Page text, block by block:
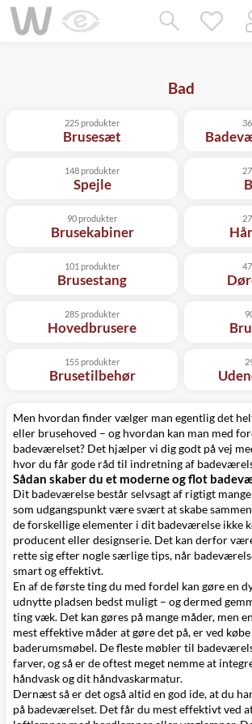
Bad
Brusesæt
225 produkter
Spejle
148 produkter
Brusekabiner
90 produkter
Brusestang
101 produkter
Hovedbrusere
285 produkter
Brusetilbehør
155 produkter
Men hvordan finder vælger man egentlig det
eller brusehoved – og hvordan kan man med
badeværelset? Det hjælper vi dig godt på vej
hvor du får gode råd til indretning af
Sådan skaber du et moderne og flot
Dit badeværelse består selvsagt af rigtigt
som udgangspunkt være svært at skabe
de forskellige elementer i dit badeværelse ikke
producent eller designserie. Det kan derfor
rette sig efter nogle særlige tips, når
smart og effektivt.
En af de første ting du med fordel kan gøre en
udnytte pladsen bedst muligt – og dermed
ting væk. Det kan gøres på mange måder, men
mest effektive måder at gøre det på, er ved købe
baderumsmøbel. De fleste møbler til
farver, og så er de oftest meget nemme at
håndvaskog dit håndvaskarmatur.
Dernæst så er det også altid en god ide, at du
på badeværelset. Det får du mest effektivt ved
Mangler chatten?
Ret samtykke!